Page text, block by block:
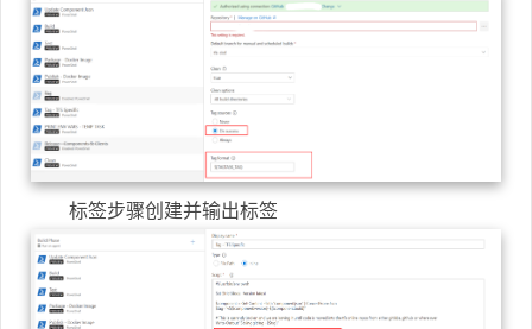
标签步骤创建并输出标签